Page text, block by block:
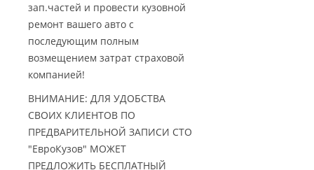
зап.частей и провести кузовной
ремонт вашего авто с
последующим полным
возмещением затрат страховой
компанией!
ВНИМАНИЕ: ДЛЯ УДОБСТВА
СВОИХ КЛИЕНТОВ ПО
ПРЕДВАРИТЕЛЬНОЙ ЗАПИСИ СТО
"ЕвроКузов" МОЖЕТ
ПРЕДЛОЖИТЬ БЕСПЛАТНЫЙ